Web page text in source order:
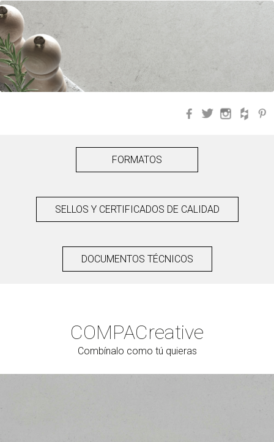
Facebook
Twitter
FORMATOS
SELLOS Y CERTIFICADOS DE CALIDAD
DOCUMENTOS TÉCNICOS
COMPACreative
Combínalo como tú quieras